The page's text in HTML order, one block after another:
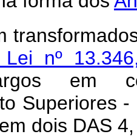
Lei nº
em
Superiores
dois DAS